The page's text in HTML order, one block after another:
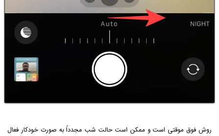
روش فوق موقتی است و ممکن است حالت شب مجدداً به صورت خودکار فعال